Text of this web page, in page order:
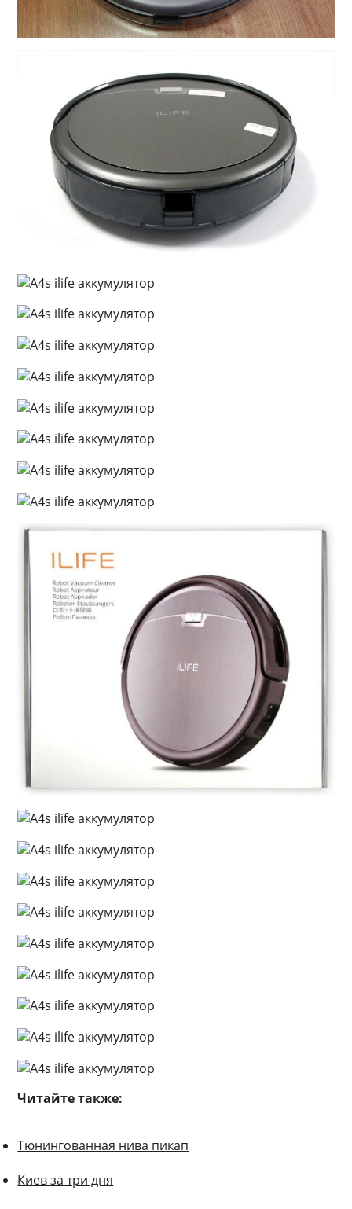
Читайте также:
Тюнингованная нива пикап
Киев за три дня